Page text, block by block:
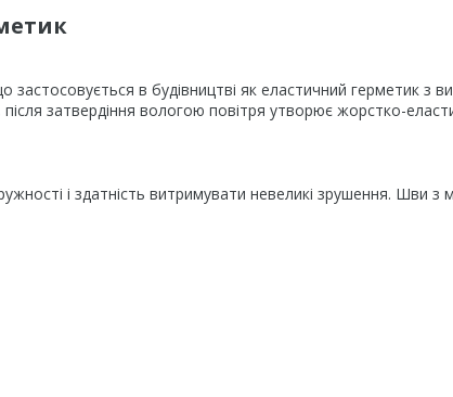
в будівництві як еластичний герметик з
затвердіння вологою повітря утворює жорстко-
і здатність витримувати невеликі зрушення. Шви з